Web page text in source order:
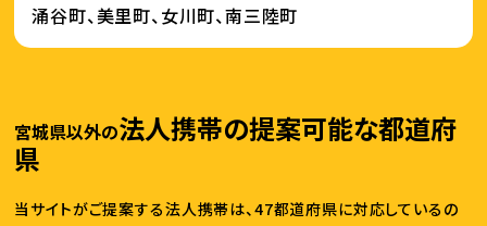
涌谷町、美里町、女川町、南三陸町
宮城県以外の法人携帯の提案可能な都道府
県
当サイトがご提案する法人携帯は、47都道府県に対応しているの